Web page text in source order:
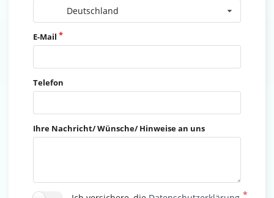
Deutschland
E-Mail
Telefon
Ihre Nachricht/ Wünsche/ Hinweise an uns